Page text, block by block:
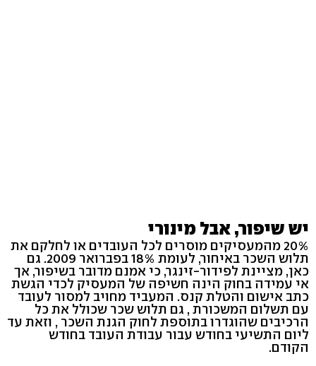
יש שיפור, אבל מינורי
20% מהמעסיקים מוסרים לכל העובדים או לחלקם את
תלוש השכר באיחור, לעומת 18% בפברואר 2009. גם
כאן, מציינת לפידור-זינגר, כי אמנם מדובר בשיפור, אך
אי עמידה בחוק הינה חשיפה של המעסיק לכדי הגשת
כתב אישום והטלת קנס. המעביד מחויב למסור לעובד
עם תשלום המשכורת , גם תלוש שכר שכולל את כל
הרכיבים שהוגדרו בתוספת לחוק הגנת השכר , וזאת עד
ליום התשיעי בחודש עבור עבודת העובד בחודש
הקודם.